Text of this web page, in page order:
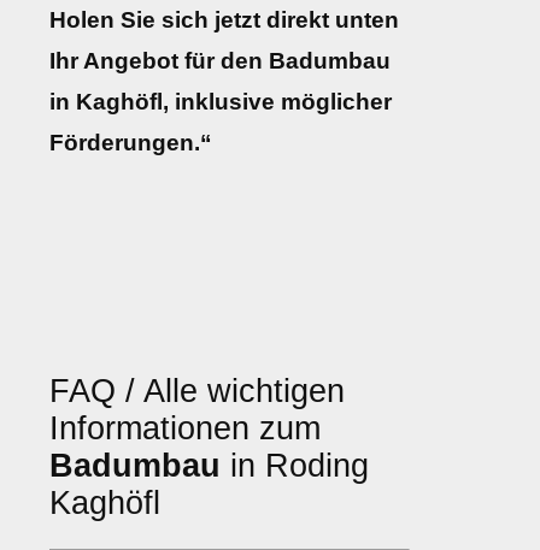
Holen Sie sich jetzt direkt unten
Ihr Angebot für den Badumbau
in Kaghöfl, inklusive möglicher
Förderungen.“
FAQ / Alle wichtigen
Informationen zum
Badumbau in Roding
Kaghöfl